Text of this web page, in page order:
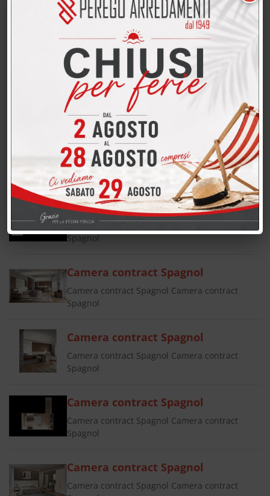
Camera contract Spagnol
Camera contract Spagnol Camera contract
Spagnol
Camera contract Spagnol
Camera contract Spagnol Camera contract
Spagnol
Camera contract Spagnol
Camera contract Spagnol Camera contract
Spagnol
Camera contract Spagnol
Camera contract Spagnol Camera contract
Spagnol
Camera contract Spagnol
Camera contract Spagnol Camera contract
Spagnol
Camera contract Spagnol
Camera contract Spagnol Camera contract
Spagnol
Camera contract Spagnol
Camera contract Spagnol Camera contract
Spagnol
Camera contract Spagnol
Camera contract Spagnol Camera contract